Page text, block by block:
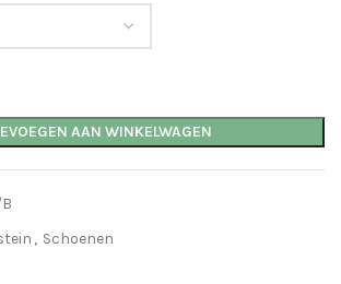
AAN WINKELWAGEN
, Schoenen